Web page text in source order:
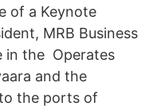
of a Keynote
MRB Business
in the Operates
and the
the ports of